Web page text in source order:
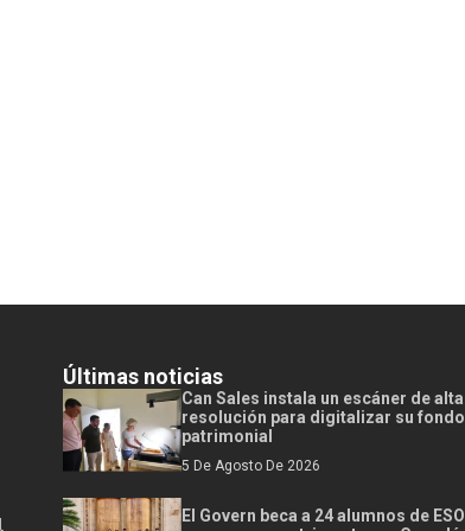
Últimas noticias
Can Sales instala un escáner de alta
resolución para digitalizar su fondo
patrimonial
5 De Agosto De 2026
El Govern beca a 24 alumnos de ESO